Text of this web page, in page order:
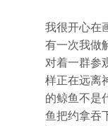
我很开心在
有一次我做
对着一群参
样正在远离
的鲸鱼不是
鱼把约拿吞